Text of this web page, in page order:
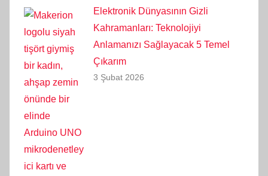
Elektronik Dünyasının Gizli
Kahramanları: Teknolojiyi
Anlamanızı Sağlayacak 5 Temel
Çıkarım
3 Şubat 2026